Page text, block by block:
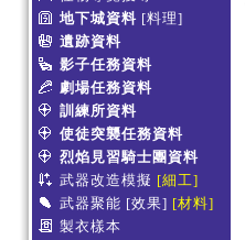
地下城資料 [料理]
遺跡資料
影子任務資料
劇場任務資料
訓練所資料
使徒突襲任務資料
烈焰見習騎士團資料
武器改造模擬 [細工]
武器聚能 [效果] [材料]
製衣樣本